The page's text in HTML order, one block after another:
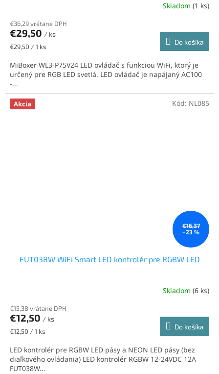
Skladom (1 ks)
€36,29 vrátane DPH
€29,50 / ks
Jednotková
€29,50 / 1 ks
Do košíka
MiBoxer WL3-P75V24 LED ovládač s funkciou WiFi, ktorý je
určený pre RGB LED svetlá. LED ovládač je napájaný AC100
-...
Akcia
€16,37
–23 %
FUT038W WiFi Smart LED kontrolér pre RGBW LED
Skladom (6 ks)
€15,38 vrátane DPH
€12,50 / ks
Jednotková
€12,50 / 1 ks
Do košíka
LED kontrolér pre RGBW LED pásy a NEON LED pásy (bez
diaľkového ovládania) LED kontrolér RGBW 12-24VDC 12A
FUT038W...
Kód: NL085